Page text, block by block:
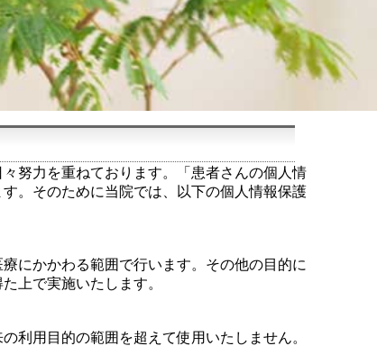
努力を重ねております。「患者さんの個人情
。そのために当院では、以下の個人情報保護
にかかわる範囲で行います。その他の目的に
上で実施いたします。
利用目的の範囲を超えて使用いたしません。